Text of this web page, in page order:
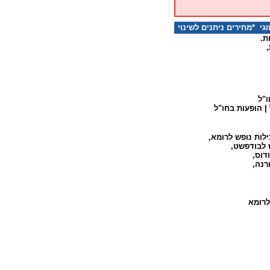
*מחירים ניתנים לשינוי
הופעות בחו"ל
נופש לרומא,
לבודפשט,
,
,